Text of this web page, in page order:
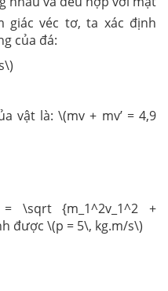
giác véc tơ, ta xác định
của đá:
vật là: \(mv + mv’ = 4,9
\sqrt {m_1^2v_1^2 +
được \(p = 5\, kg.m/s\)